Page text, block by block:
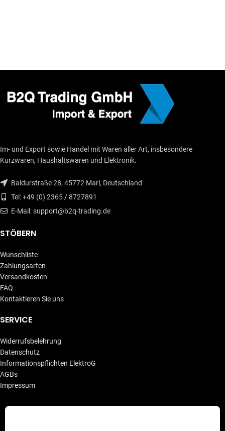
Im- und Export sowie Handel mit Waren aller Art, insbesondere
Kurzwaren, Haushaltswaren und Elektronik.
Baldurstraße 28, 45772 Marl, Deutschland
Tel: +49 (0) 2365 / 8727891
E-Mail: support@b2q-trading.de
STÖBERN
Wunschliste
Zahlungsarten
Versandkosten
FAQ
Kontaktieren Sie uns
SERVICE
Widerrufsbelehrung
Datenschutz
Informationspflichten ElektroG
AGBs
Impressum